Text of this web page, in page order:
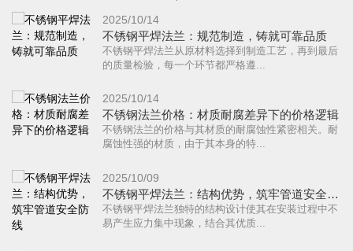
2025/10/14
不锈钢平焊法兰：规范制造，铸就可靠品质
不锈钢平焊法兰从原材料选择到制造工艺，再到最后
的质量检验，每一个环节都严格遵...
2025/10/14
不锈钢法兰价格：材质耐腐差异下的价格逻辑
不锈钢法兰的价格与其材质的耐腐蚀性紧密相关。耐
腐蚀性强的材质，由于其本身的特...
2025/10/09
不锈钢平焊法兰：结构优势，筑牢管道安全防线
不锈钢平焊法兰独特的结构设计使其在安装过程中不
易产生应力集中现象，结合其优质...